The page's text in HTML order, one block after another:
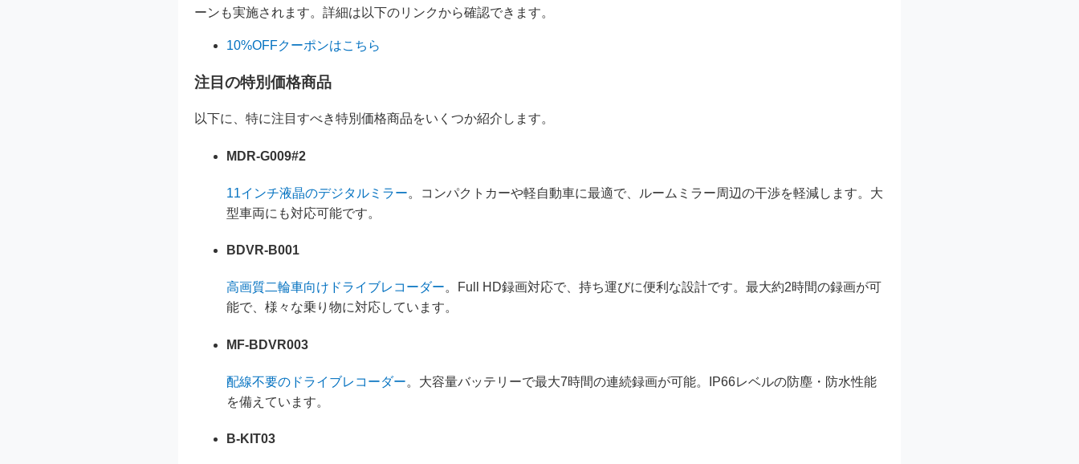
ーンも実施されます。詳細は以下のリンクから確認できます。
10%OFFクーポンはこちら
注目の特別価格商品
以下に、特に注目すべき特別価格商品をいくつか紹介します。
MDR-G009#2
11インチ液晶のデジタルミラー。コンパクトカーや軽自動車に最適で、ルームミラー周辺の干渉を軽減します。大
型車両にも対応可能です。
BDVR-B001
高画質二輪車向けドライブレコーダー。Full HD録画対応で、持ち運びに便利な設計です。最大約2時間の録画が可
能で、様々な乗り物に対応しています。
MF-BDVR003
配線不要のドライブレコーダー。大容量バッテリーで最大7時間の連続録画が可能。IP66レベルの防塵・防水性能
を備えています。
B-KIT03